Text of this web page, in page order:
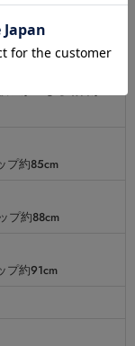
FREE 着丈脇下約
約85cm
プ約88cm
約91cm